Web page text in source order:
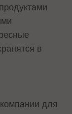
в
для